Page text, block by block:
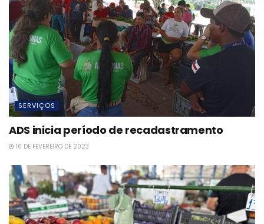
SERVIÇOS
ADS inicia período de recadastramento
16 DE FEVEREIRO DE 2023